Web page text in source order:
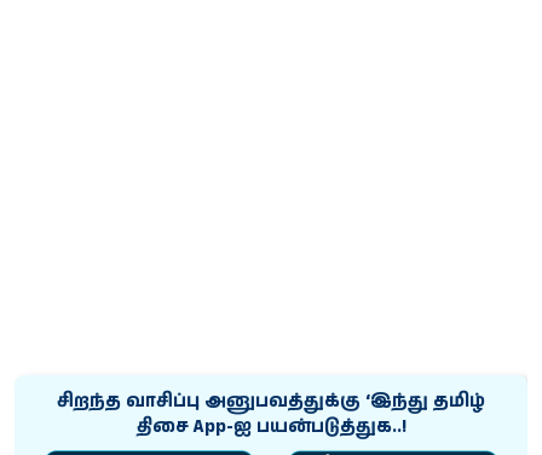
சிறந்த வாசிப்பு அனுபவத்துக்கு ‘இந்து தமிழ்
திசை App-ஐ பயன்படுத்துக..!